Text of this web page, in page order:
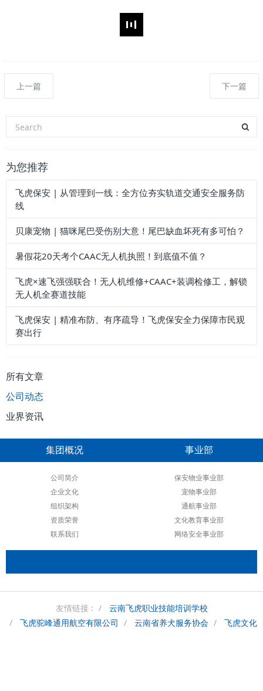
上一篇 下一篇
为您推荐
飞虎保安 | 从管理到一线：全方位夯实轨道交通安全服务防
线
贝康宠物 | 猫咪尾巴受伤别大意！尾巴缺血坏死有多可怕？
暑假花20天考个CAAC无人机执照！到底值不值？
飞虎×速飞强强联合！无人机维修+CAAC+装调检修工，解锁
无人机全赛道技能
飞虎保安 | 精准布防、有序疏导！飞虎保安全力保障市民观
赛出行
所有文章
公司动态
业界资讯
集团概况
公司简介
企业文化
组织架构
资质荣誉
联系我们
事业部
保安物业事业部
宠物事业部
通航事业部
文化教育事业部
网络安全事业部
友情链接 :
云南飞虎职业技能培训学校
飞虎驼峰通用航空有限公司
云南省养犬服务协会
飞虎文化